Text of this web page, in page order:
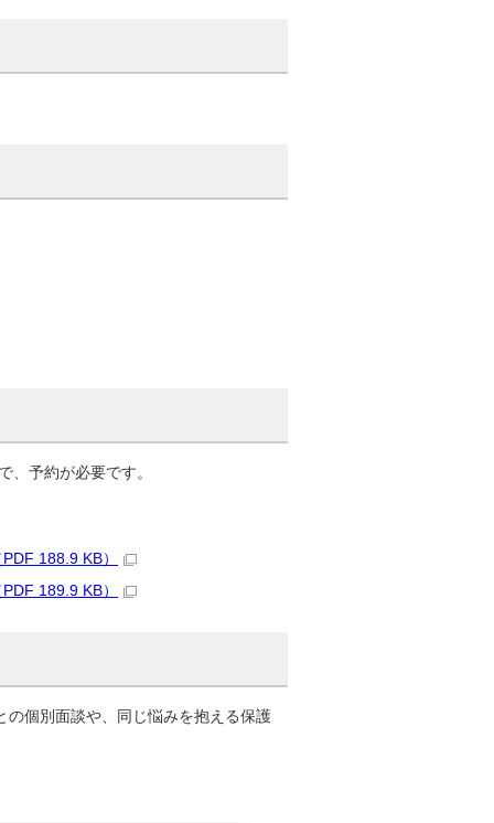
、予約が必要です。
188.9 KB）
189.9 KB）
個別面談や、同じ悩みを抱える保護